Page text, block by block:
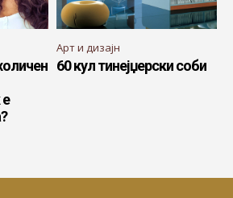
Арт и дизајн
60 кул тинејџерски соби